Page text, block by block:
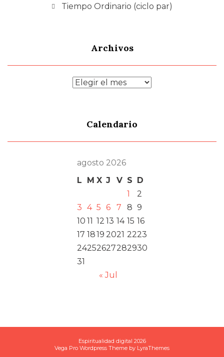
Tiempo Ordinario (ciclo par)
Archivos
Archivos
Calendario
agosto 2026
L
M X J V S D
1
2
3 4 5 6 7 8 9
10 11 12 13 14 15 16
17 1819 2021 2223
24252627282930
31
« Jul
Espiritualidad digital 2026
Vega Pro Wordpress Theme by LyraThemes